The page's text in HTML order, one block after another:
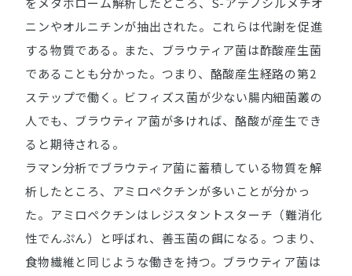
ニンやオルニチンが抽出された。これらは代謝を促進
する物質である。また、ブラウティア菌は酢酸産生菌
であることも分かった。つまり、酪酸産生経路の第2
ステップで働く。ビフィズス菌が少ない腸内細菌叢の
人でも、ブラウティア菌が多ければ、酪酸が産生でき
ると期待される。
ラマン分析でブラウティア菌に蓄積している物質を解
析したところ、アミロペクチンが多いことが分かっ
た。アミロペクチンはレジスタントスターチ（難消化
性でんぷん）と呼ばれ、善玉菌の餌になる。つまり、
食物繊維と同じような働きを持つ。ブラウティア菌は